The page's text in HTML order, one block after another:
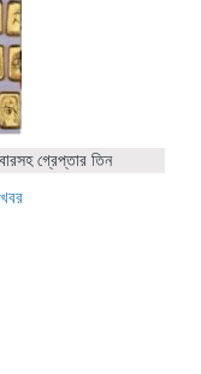
গ্রেপ্তার তিন